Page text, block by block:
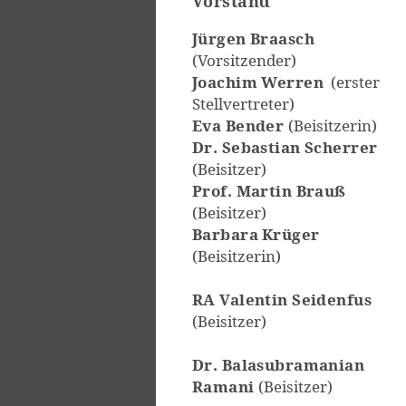
Jürgen Braasch
(Vorsitzender)
Joachim Werren(erster
Stellvertreter)
Eva Bender (Beisitzerin)
Dr. Sebastian Scherrer
(Beisitzer)
Prof. Martin Brauß
(Beisitzer)
BarbaraKrüger
(Beisitzerin)
RA Valentin Seidenfus
(Beisitzer)
Dr. Balasubramanian
Ramani (Beisitzer)